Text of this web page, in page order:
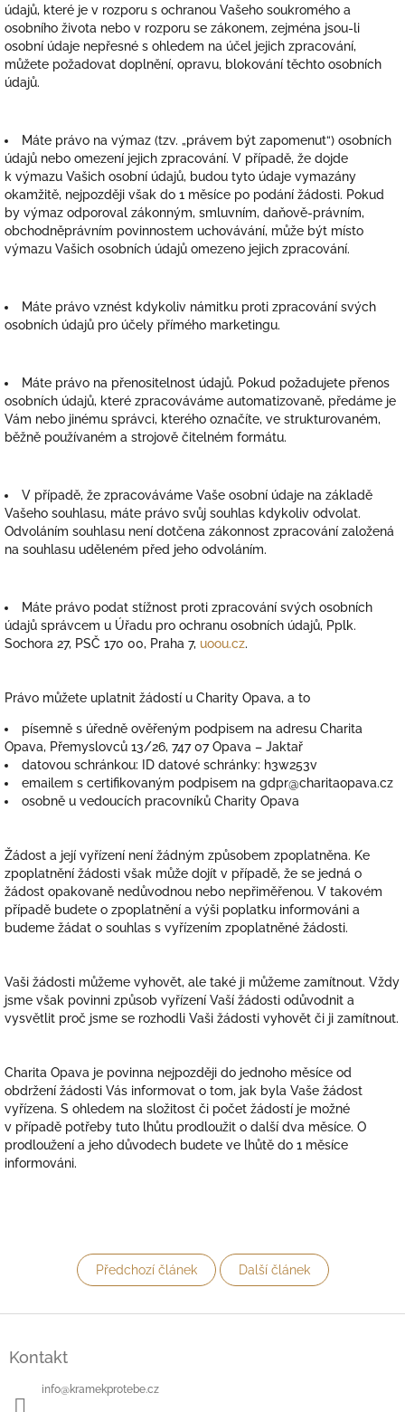
údajů, které je v rozporu s ochranou Vašeho soukromého a
osobního života nebo v rozporu se zákonem, zejména jsou-li
osobní údaje nepřesné s ohledem na účel jejich zpracování,
můžete požadovat doplnění, opravu, blokování těchto osobních
údajů.
Máte právo na výmaz (tzv. „právem být zapomenut“) osobních
údajů nebo omezení jejich zpracování. V případě, že dojde
k výmazu Vašich osobní údajů, budou tyto údaje vymazány
okamžitě, nejpozději však do 1 měsíce po podání žádosti. Pokud
by výmaz odporoval zákonným, smluvním, daňově-právním,
obchodněprávním povinnostem uchovávání, může být místo
výmazu Vašich osobních údajů omezeno jejich zpracování.
Máte právo vznést kdykoliv námitku proti zpracování svých
osobních údajů pro účely přímého marketingu.
Máte právo na přenositelnost údajů. Pokud požadujete přenos
osobních údajů, které zpracováváme automatizovaně, předáme je
Vám nebo jinému správci, kterého označíte, ve strukturovaném,
běžně používaném a strojově čitelném formátu.
V případě, že zpracováváme Vaše osobní údaje na základě
Vašeho souhlasu, máte právo svůj souhlas kdykoliv odvolat.
Odvoláním souhlasu není dotčena zákonnost zpracování založená
na souhlasu uděleném před jeho odvoláním.
Máte právo podat stížnost proti zpracování svých osobních
údajů správcem u Úřadu pro ochranu osobních údajů, Pplk.
Sochora 27, PSČ 170 00, Praha 7, uoou.cz.
Právo můžete uplatnit žádostí u Charity Opava, a to
písemně s úředně ověřeným podpisem na adresu Charita
Opava, Přemyslovců 13/26, 747 07 Opava – Jaktař
datovou schránkou: ID datové schránky: h3w253v
emailem s certifikovaným podpisem na gdpr@charitaopava.cz
osobně u vedoucích pracovníků Charity Opava
Žádost a její vyřízení není žádným způsobem zpoplatněna. Ke
zpoplatnění žádosti však může dojít v případě, že se jedná o
žádost opakovaně nedůvodnou nebo nepřiměřenou. V takovém
případě budete o zpoplatnění a výši poplatku informováni a
budeme žádat o souhlas s vyřízením zpoplatněné žádosti.
Vaši žádosti můžeme vyhovět, ale také ji můžeme zamítnout. Vždy
jsme však povinni způsob vyřízení Vaší žádosti odůvodnit a
vysvětlit proč jsme se rozhodli Vaši žádosti vyhovět či ji zamítnout.
Charita Opava je povinna nejpozději do jednoho měsíce od
obdržení žádosti Vás informovat o tom, jak byla Vaše žádost
vyřízena. S ohledem na složitost či počet žádostí je možné
v případě potřeby tuto lhůtu prodloužit o další dva měsíce. O
prodloužení a jeho důvodech budete ve lhůtě do 1 měsíce
informováni.
Předchozí článek Další článek
Kontakt
info@kramekprotebe.cz